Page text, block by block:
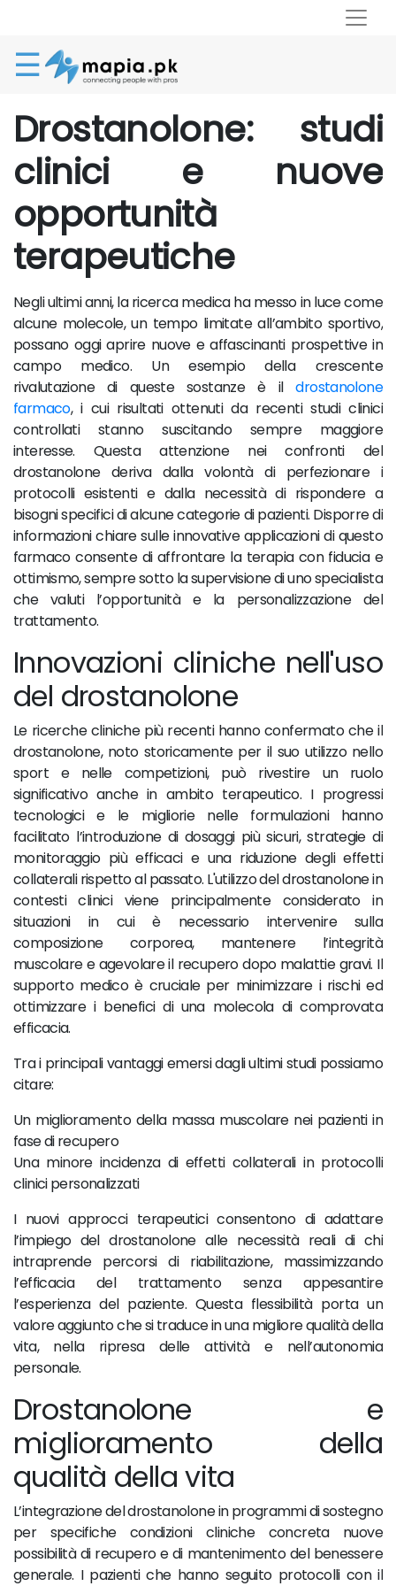
☰
Drostanolone: studi
clinici e nuove
opportunità
terapeutiche
Negli ultimi anni, la ricerca medica ha messo in luce come
alcune molecole, un tempo limitate all’ambito sportivo,
possano oggi aprire nuove e affascinanti prospettive in
campo medico. Un esempio della crescente
rivalutazione di queste sostanze è ildrostanolone
farmaco, i cui risultati ottenuti da recenti studi clinici
controllati stanno suscitando sempre maggiore
interesse. Questa attenzione nei confronti del
drostanolone deriva dalla volontà di perfezionare i
protocolli esistenti e dalla necessità di rispondere a
bisogni specifici di alcune categorie di pazienti. Disporre di
informazioni chiare sulle innovative applicazioni di questo
farmaco consente di affrontare la terapia con fiducia e
ottimismo, sempre sotto la supervisione di uno specialista
che valuti l’opportunità e la personalizzazione del
trattamento.
Innovazioni cliniche nell'uso
del drostanolone
Le ricerche cliniche più recenti hanno confermato che il
drostanolone, noto storicamente per il suo utilizzo nello
sport e nelle competizioni, può rivestire un ruolo
significativo anche in ambito terapeutico. I progressi
tecnologici e le migliorie nelle formulazioni hanno
facilitato l’introduzione di dosaggi più sicuri, strategie di
monitoraggio più efficaci e una riduzione degli effetti
collaterali rispetto al passato. L'utilizzo del drostanolone in
contesti clinici viene principalmente considerato in
situazioni in cui è necessario intervenire sulla
composizione corporea, mantenere l’integrità
muscolare e agevolare il recupero dopo malattie gravi. Il
supporto medico è cruciale per minimizzare i rischi ed
ottimizzare i benefici di una molecola di comprovata
efficacia.
Tra i principali vantaggi emersi dagli ultimi studi possiamo
citare:
Un miglioramento della massa muscolare nei pazienti in
fase di recupero
Una minore incidenza di effetti collaterali in protocolli
clinici personalizzati
I nuovi approcci terapeutici consentono di adattare
l’impiego del drostanolone alle necessità reali di chi
intraprende percorsi di riabilitazione, massimizzando
l’efficacia del trattamento senza appesantire
l’esperienza del paziente. Questa flessibilità porta un
valore aggiunto che si traduce in una migliore qualità della
vita, nella ripresa delle attività e nell’autonomia
personale.
Drostanolone e
miglioramento della
qualità della vita
L’integrazione del drostanolone in programmi di sostegno
per specifiche condizioni cliniche concreta nuove
possibilità di recupero e di mantenimento del benessere
generale. I pazienti che hanno seguito protocolli con il